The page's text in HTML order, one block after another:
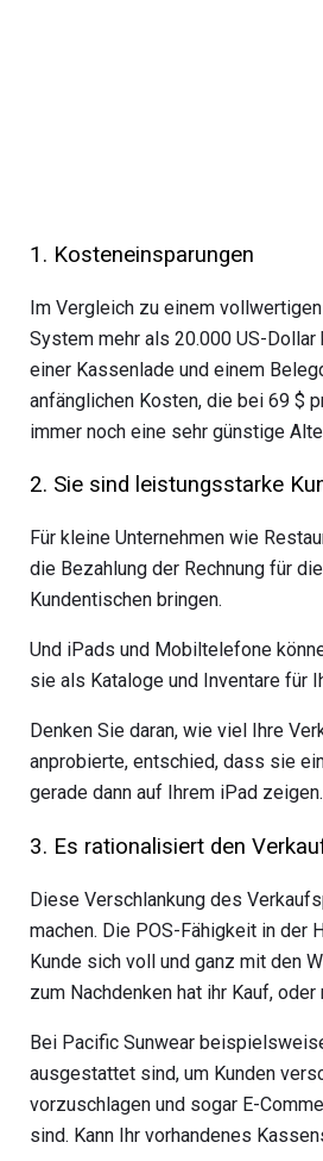
1. Kosteneinsparungen
Im Vergleich zu einem
System mehr als 20.000 US-
einer Kassenlade und einem
anfänglichen Kosten, die bei 69 $
immer noch eine sehr günstige
2. Sie sind leistungsstarke
Für kleine Unternehmen wie
die Bezahlung der Rechnung für
Kundentischen bringen.
Und iPads und Mobiltelefone
sie als Kataloge und Inventare für
Denken Sie daran, wie viel Ihre
anprobierte, entschied, dass sie
gerade dann auf Ihrem iPad zeigen.
3. Es rationalisiert den
Diese Verschlankung des
machen. Die POS-Fähigkeit in der
Kunde sich voll und ganz mit den
zum Nachdenken hat ihr Kauf,
Bei Pacific Sunwear
ausgestattet sind, um Kunden
vorzuschlagen und sogar E-
sind. Kann Ihr vorhandenes